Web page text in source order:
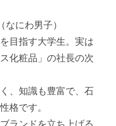
にわ男子）
目指す大学生。実は
化粧品」の社長の次
、知識も豊富で、石
格です。